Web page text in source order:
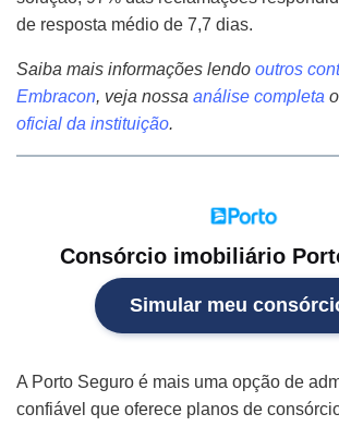
de resposta médio de 7,7 dias.
Saiba mais informações lendo outros
Embracon, veja nossa análise completa
oficial da instituição.
Consórcio imobiliário
Simular meu
A Porto Seguro é mais uma opção de
confiável que oferece planos de